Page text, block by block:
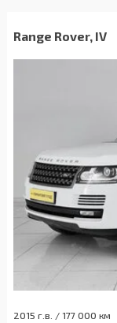
Range Rover, IV
2015 г.в. / 177 000 км